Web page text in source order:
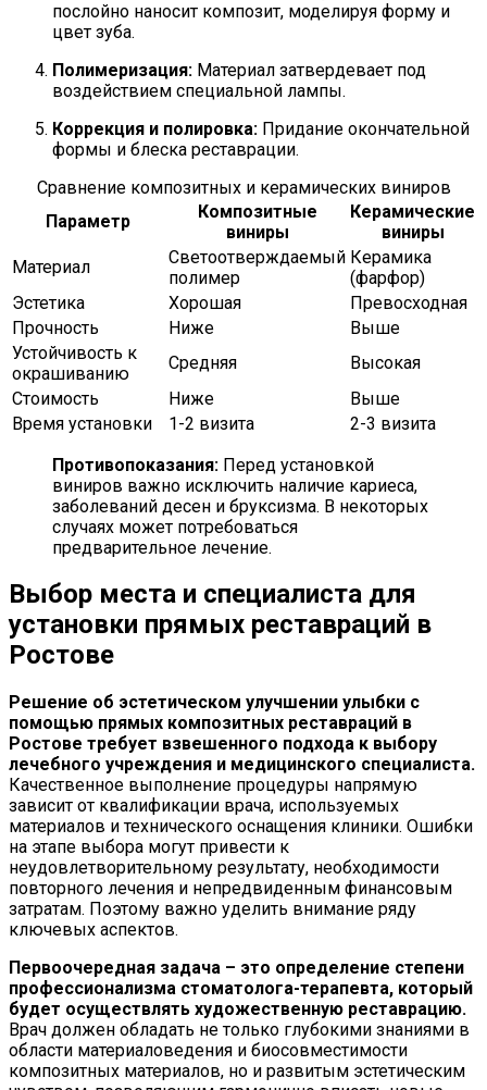
послойно наносит композит, моделируя форму и
цвет зуба.
Полимеризация: Материал затвердевает под
воздействием специальной лампы.
Коррекция и полировка: Придание окончательной
формы и блеска реставрации.
Сравнение композитных и керамических виниров
Параметр
Композитные
виниры
Керамические
виниры
Материал
Светоотверждаемый
полимер
Керамика
(фарфор)
Эстетика
Хорошая
Превосходная
Прочность
Ниже
Выше
Устойчивость к
окрашиванию
Средняя
Высокая
Стоимость
Ниже
Выше
Время установки
1-2 визита
2-3 визита
Противопоказания: Перед установкой
виниров важно исключить наличие кариеса,
заболеваний десен и бруксизма. В некоторых
случаях может потребоваться
предварительное лечение.
Выбор места и специалиста для
установки прямых реставраций в
Ростове
Решение об эстетическом улучшении улыбки с
помощью прямых композитных реставраций в
Ростове требует взвешенного подхода к выбору
лечебного учреждения и медицинского специалиста.
Качественное выполнение процедуры напрямую
зависит от квалификации врача, используемых
материалов и технического оснащения клиники. Ошибки
на этапе выбора могут привести к
неудовлетворительному результату, необходимости
повторного лечения и непредвиденным финансовым
затратам. Поэтому важно уделить внимание ряду
ключевых аспектов.
Первоочередная задача – это определение степени
профессионализма стоматолога-терапевта, который
будет осуществлять художественную реставрацию.
Врач должен обладать не только глубокими знаниями в
области материаловедения и биосовместимости
композитных материалов, но и развитым эстетическим